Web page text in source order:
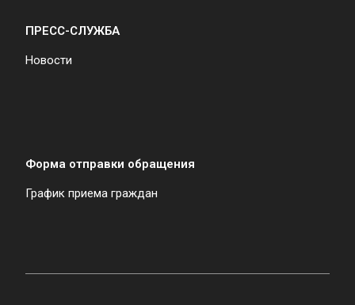
ПРЕСС-СЛУЖБА
Новости
Форма отправки обращения
График приема граждан